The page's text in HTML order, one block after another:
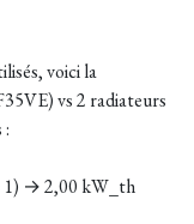
voici la
vs 2 radiateurs
:
1) → 2,00 kW_th